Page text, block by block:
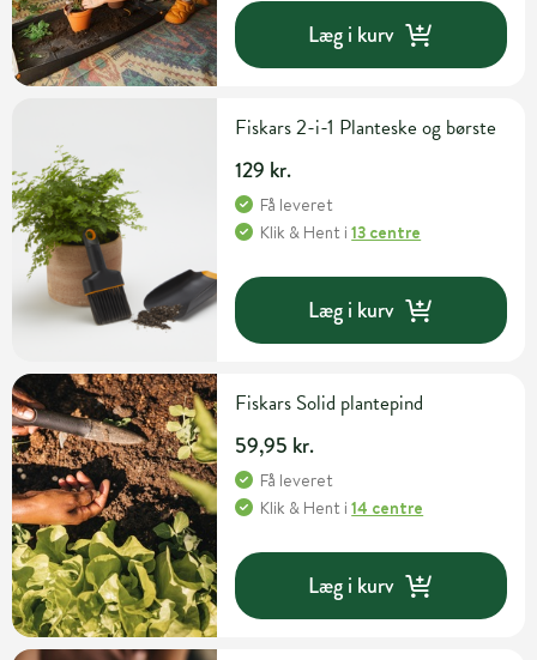
Læg i kurv
Fiskars 2-i-1 Planteske og børste
129 kr.
Få leveret
Klik & Hent i13 centre
Læg i kurv
Fiskars Solid plantepind
59,95 kr.
Få leveret
Klik & Hent i14 centre
Læg i kurv